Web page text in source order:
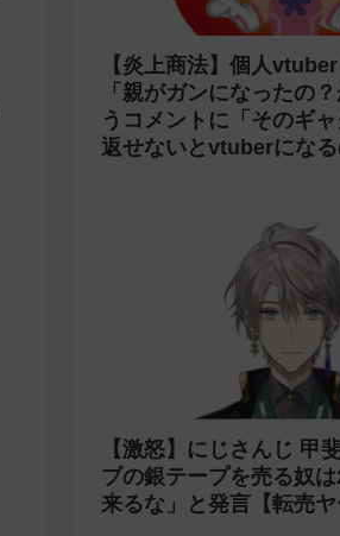
【炎上商法】個人
「親がガンになったの
うコメントに「そのギ
返せないとvtuberにな
【激怒】にじさんじ 甲
ブの銀テープを売る奴
来るな」と発言【転売ヤ